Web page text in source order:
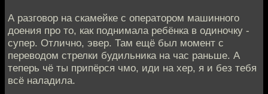
А разговор на скамейке с оператором машинного
доения про то, как поднимала ребёнка в одиночку -
супер. Отлично, эвер. Там ещё был момент с
переводом стрелки будильника на час раньше. А
теперь чё ты припёрся чмо, иди на хер, я и без тебя
всё наладила.